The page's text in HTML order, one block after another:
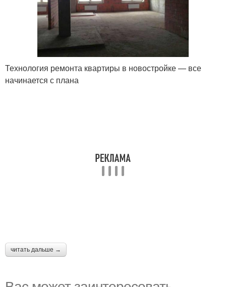
Технология ремонта квартиры в новостройке — все
начинается с плана
читать дальше →